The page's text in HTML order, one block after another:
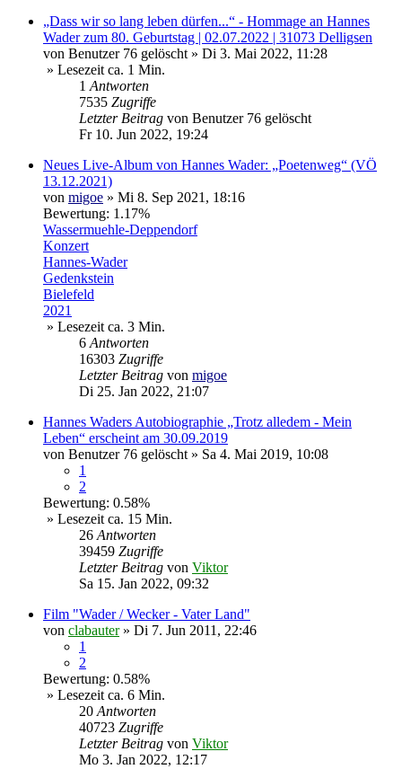
„Dass wir so lang leben dürfen...“ - Hommage an Hannes
Wader zum 80. Geburtstag | 02.07.2022 | 31073 Delligsen
von Benutzer 76 gelöscht» Di 3. Mai 2022, 11:28
» Lesezeit ca. 1 Min.
1Antworten
7535 Zugriffe
Letzter Beitrag von Benutzer 76 gelöscht
Fr 10. Jun 2022, 19:24
Neues Live-Album von Hannes Wader: „Poetenweg“ (VÖ
13.12.2021)
von migoe » Mi 8. Sep 2021, 18:16
Bewertung: 1.17%
Wassermuehle-Deppendorf
Konzert
Hannes-Wader
Gedenkstein
Bielefeld
2021
» Lesezeit ca. 3 Min.
6Antworten
16303 Zugriffe
Letzter Beitrag von migoe
Di 25. Jan 2022, 21:07
Hannes Waders Autobiographie „Trotz alledem - Mein
Leben“ erscheint am 30.09.2019
von Benutzer 76 gelöscht» Sa 4. Mai 2019, 10:08
1
2
Bewertung: 0.58%
» Lesezeit ca. 15 Min.
26Antworten
39459 Zugriffe
Letzter Beitrag von Viktor
Sa 15. Jan 2022, 09:32
Film "Wader / Wecker - Vater Land"
von clabauter» Di 7. Jun 2011, 22:46
1
2
Bewertung: 0.58%
» Lesezeit ca. 6 Min.
20Antworten
40723 Zugriffe
Letzter Beitrag von Viktor
Mo 3. Jan 2022, 12:17